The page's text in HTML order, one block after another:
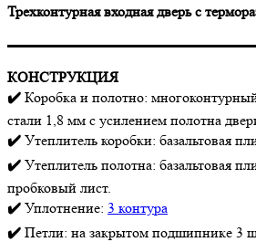
Трехконтурная входная дверь с
КОНСТРУКЦИЯ
✔️ Коробка и полотно:
стали 1,8 мм с усилением полотна
✔️ Утеплитель коробки: базальтовая
✔️ Утеплитель полотна: базальтовая
пробковый лист.
✔️ Уплотнение: 3 контура
✔️ Петли: на закрытом подшипнике 3